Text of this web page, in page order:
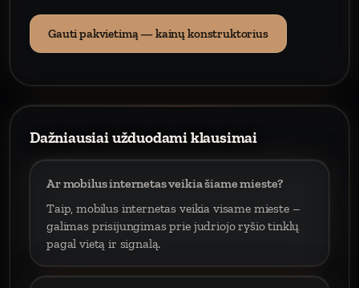
Gauti pakvietimą — kainų konstruktorius
Dažniausiai užduodami klausimai
Ar mobilus internetas veikia šiame mieste?
Taip, mobilus internetas veikia visame mieste –
galimas prisijungimas prie judriojo ryšio tinklų
pagal vietą ir signalą.